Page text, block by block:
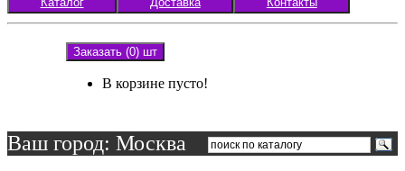
Заказать (0) шт
В корзине пусто!
Ваш город: Москва